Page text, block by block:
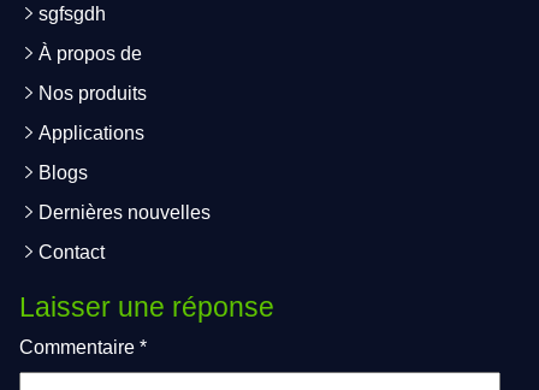
sgfsgdh
À propos de
Nos produits
Applications
Blogs
Dernières nouvelles
Contact
Laisser une réponse
Commentaire *